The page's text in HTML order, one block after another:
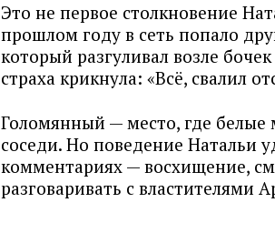
Это не первое столкновение
прошлом году в сеть попало
который разгуливал возле
страха крикнула: «Всё, свалил
Голомянный — место, где белые
соседи. Но поведение Натальи
комментариях — восхищение,
разговаривать с властителями